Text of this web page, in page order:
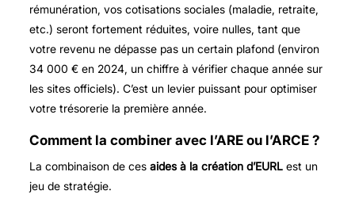
rémunération, vos cotisations sociales (maladie, retraite,
etc.) seront fortement réduites, voire nulles, tant que
votre revenu ne dépasse pas un certain plafond (environ
34 000 € en 2024, un chiffre à vérifier chaque année sur
les sites officiels). C’est un levier puissant pour optimiser
votre trésorerie la première année.
Comment la combiner avec l’ARE ou l’ARCE ?
La combinaison de ces aides à la création d’EURLest un
jeu de stratégie.